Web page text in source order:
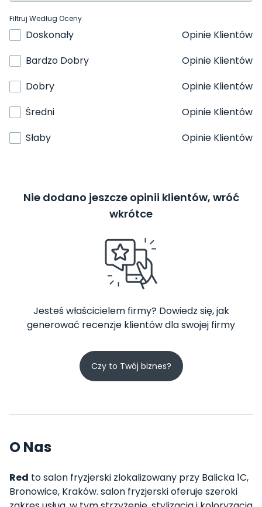
Filtruj Według Oceny
Doskonały
Opinie Klientów
Bardzo Dobry
Opinie Klientów
Dobry
Opinie Klientów
Średni
Opinie Klientów
Słaby
Opinie Klientów
Nie dodano jeszcze opinii klientów, wróć
wkrótce
Jesteś właścicielem firmy? Dowiedz się, jak
generować recenzje klientów dla swojej firmy
Czy to Twój biznes?
O Nas
Red to salon fryzjerski zlokalizowany przy Balicka 1C,
Bronowice, Kraków. salon fryzjerski oferuje szeroki